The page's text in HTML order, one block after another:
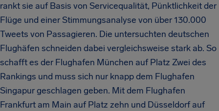
rankt sie auf Basis von Servicequalität, Pünktlichkeit der
Flüge und einer Stimmungsanalyse von über 130.000
Tweets von Passagieren. Die untersuchten deutschen
Flughäfen schneiden dabei vergleichsweise stark ab. So
schafft es der Flughafen München auf Platz Zwei des
Rankings und muss sich nur knapp dem Flughafen
Singapur geschlagen geben. Mit dem Flughafen
Frankfurt am Main auf Platz zehn und Düsseldorf auf